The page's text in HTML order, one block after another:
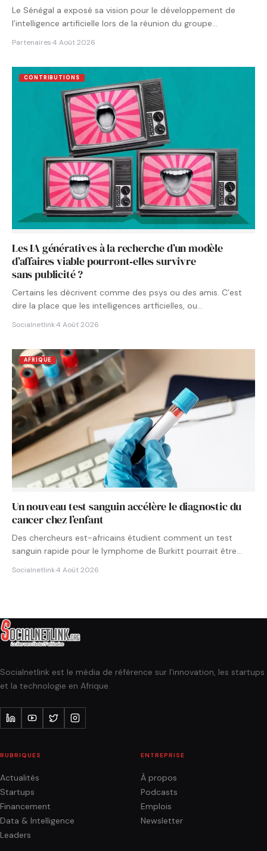
Le Sénégal a exposé sa vision pour le développement de
l’intelligence artificielle lors de la réunion du groupe…
Partenaires·4 Août 2026
CONTRIBUTIONS
Les IA génératives à la recherche d’un modèle
d’affaires viable pourront‑elles survivre
sans publicité ?
Certains les décrivent comme des psys ou des amis. C’est
dire la place que les intelligences artficielles, ou…
Socialnetlink·4 Août 2026
AFRIQUE
Un nouveau test sanguin accélère le diagnostic du
cancer chez l’enfant
Des chercheurs est-africains étudient comment un test
sanguin rapide pour le lymphome de Burkitt pourrait être
Socialnetlink·4 Août 2026
Socialnetlink est le média de référence sur l'innovation, les startups
et la technologie en Afrique.
RUBRIQUES
Actualités
Startups
Financement
Data & Intelligence
Leaders
ENTREPRISE
À propos
Podcasts
Emplois
Newsletter